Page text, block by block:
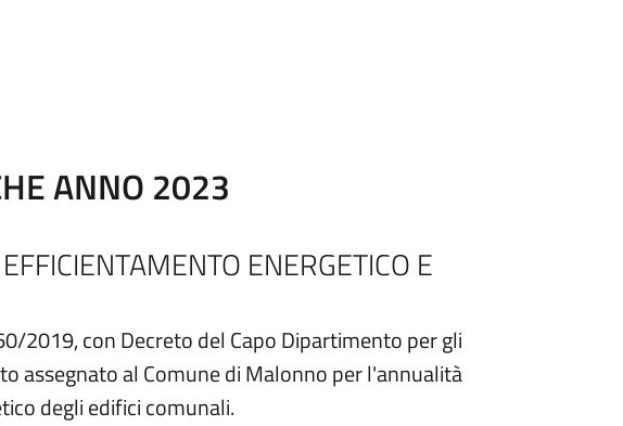
ANNO 2023
ENERGETICO E
2019, con Decreto del Capo Dipartimento per gli
assegnato al Comune di Malonno per l'annualità
degli edifici comunali.